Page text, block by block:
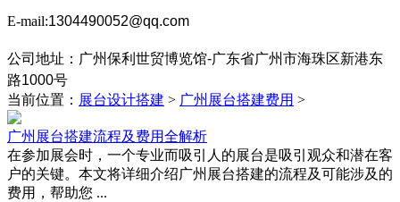
E-mail:1304490052@qq.com
公司地址： ‌广州保利世贸博览馆-广东省广州市海珠区新港东
路1000号
当前位置： 展台设计搭建 > 广州展台搭建费用 >
广州展台搭建流程及费用全解析
在参加展会时，一个专业而吸引人的展台是吸引观众和潜在客
户的关键。本文将详细介绍广州展台搭建的流程及可能涉及的
费用，帮助您 ...